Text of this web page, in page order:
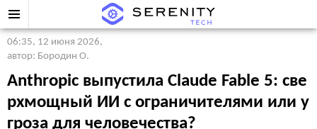
06:35, 12 июня 2026,
автор: Бородин О.
Anthropic выпустила Claude Fable 5: све
рхмощный ИИ с ограничителями или у
гроза для человечества?